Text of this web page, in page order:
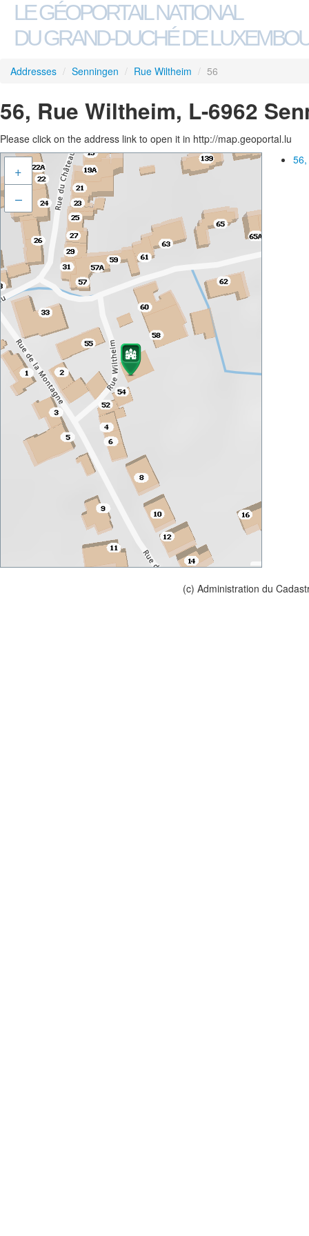
LE GÉOPORTAIL NATIONAL
DU GRAND-DUCHÉ DE
Addresses / Senningen / Rue Wiltheim / 56
56, Rue Wiltheim, L-6962
Please click on the address link to open it in http://map.geoportal.lu
+
–
(c) Administration du